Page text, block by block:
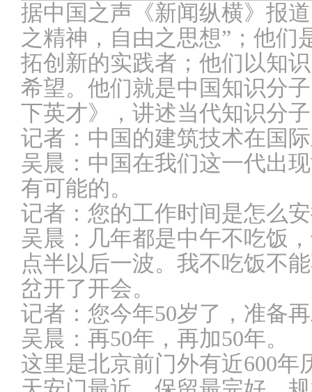
据中国之声《新闻纵横》报
之精神，自由之思想”；他们
拓创新的实践者；他们以知
希望。他们就是中国知识分
下英才》，讲述当代知识分
记者： 中国的建筑技术在国
吴晨： 中国在我们这一代出
有可能的。
记者： 您的工作时间是怎么
吴晨： 几年都是中午不吃饭
点半以后一波。我不吃饭不
岔开了开会。
记者： 您今年50岁了，准备
吴晨： 再50年，再加50年。
这里是北京前门外有近600